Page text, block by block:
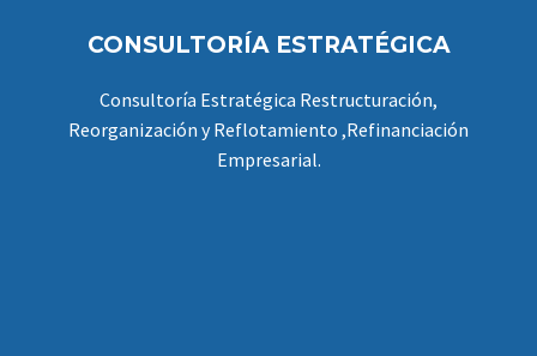
CONSULTORÍA ESTRATÉGICA
Consultoría Estratégica Restructuración,
Reorganización y Reflotamiento ,Refinanciación
Empresarial.